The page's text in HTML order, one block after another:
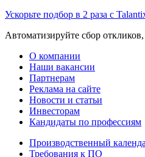
Ускорьте подбор в 2 раза с
Автоматизируйте сбор
О компании
Наши вакансии
Партнерам
Реклама на сайте
Новости и статьи
Инвесторам
Кандидаты по профессиям
Производственный
Требования к ПО